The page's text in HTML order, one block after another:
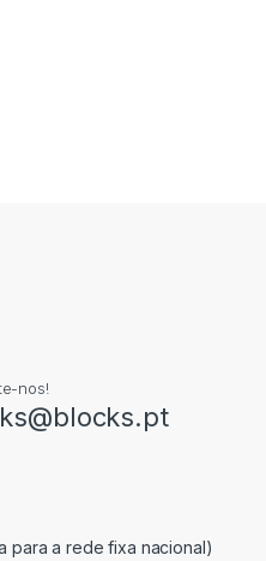
nos!
para a rede fixa nacional)